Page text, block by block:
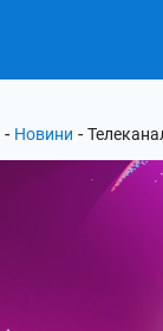
- Новини -